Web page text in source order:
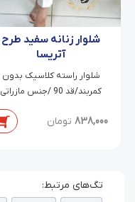
شلوار زنانه سفید طرح
آتریسا
شلوار راسته کلاسیک بدون
کمربند/قد 90 /جنس مازراتی
838,000 تومان